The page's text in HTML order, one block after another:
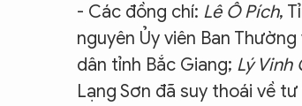
- Các đồng chí: Lê Ô Pích,
nguyên Ủy viên Ban
dân tỉnh Bắc Giang; Lý Vinh
Lạng Sơn đã suy thoái về